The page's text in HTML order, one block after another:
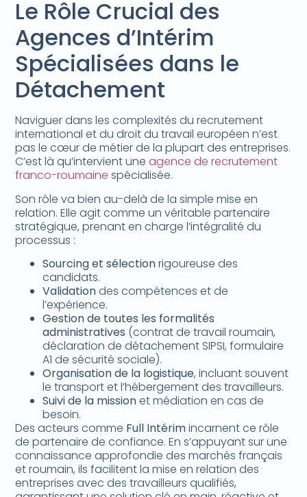
Le Rôle Crucial des
Agences d’Intérim
Spécialisées dans le
Détachement
Naviguer dans les complexités du recrutement
international et du droit du travail européen n’est
pas le cœur de métier de la plupart des entreprises.
C’est là qu’intervient uneagence de recrutement
franco-roumaine spécialisée.
Son rôle va bien au-delà de la simple mise en
relation. Elle agit comme un véritable partenaire
stratégique, prenant en charge l’intégralité du
processus :
Sourcing et sélectionrigoureuse des
candidats.
Validationdes compétences et de
l’expérience.
Gestion de toutes les formalités
administratives (contrat de travail roumain,
déclaration de détachement SIPSI, formulaire
A1 de sécurité sociale).
Organisation de la logistique, incluant souvent
le transport et l’hébergement des travailleurs.
Suivi de la missionet médiation en cas de
besoin.
Des acteurs comme Full Intérimincarnent ce rôle
de partenaire de confiance. En s’appuyant sur une
connaissance approfondie des marchés français
et roumain, ils facilitent la mise en relation des
entreprises avec des travailleurs qualifiés,